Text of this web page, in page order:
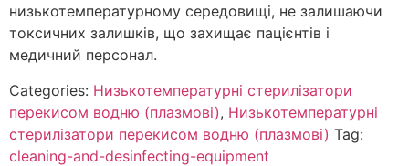
низькотемпературному середовищі, не залишаючи
токсичних залишків, що захищає пацієнтів і
медичний персонал.
Categories: Низькотемпературні стерилізатори
перекисом водню (плазмові), Низькотемпературні
стерилізатори перекисом водню (плазмові) Tag:
cleaning-and-desinfecting-equipment